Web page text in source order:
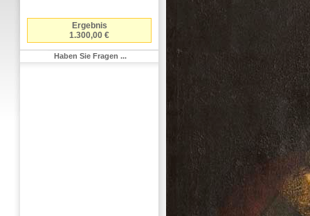
Ergebnis
1.300,00 €
Haben Sie Fragen ...